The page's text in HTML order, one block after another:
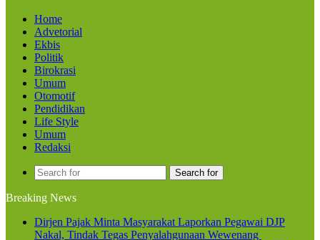
Home
Advetorial
Ekbis
Politik
Birokrasi
Umum
Otomotif
Pendidikan
Life Style
Umum
Redaksi
Search for
Breaking News
Dirjen Pajak Minta Masyarakat Laporkan Pegawai DJP
Nakal, Tindak Tegas Penyalahgunaan Wewenang